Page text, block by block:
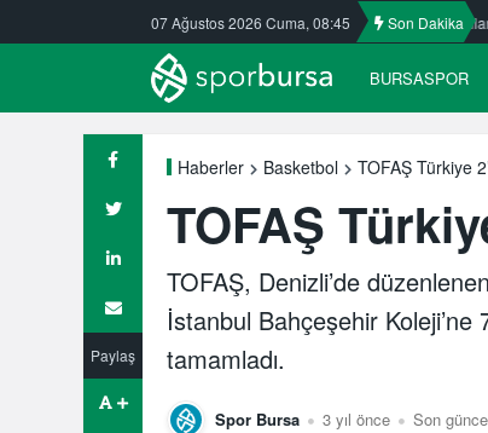
07 Ağustos 2026 Cuma, 08:45 Son Dakika
Nilüfer’de yaz okullarına ilgi büyük ULUDAĞ
BURSASPOR
Paylaş
Haberler Basketbol TOFAŞ Türkiye
TOFAŞ
TOFAŞ, Denizli’de
İstanbul Bahçeşehir
tamamladı.
Spor Bursa 3 yıl önce Son